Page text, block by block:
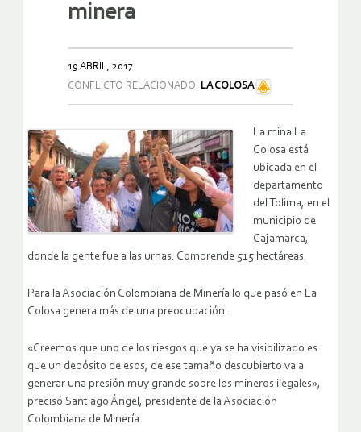
minera
19 ABRIL, 2017
CONFLICTO RELACIONADO: LA COLOSA
La mina La
Colosa está
ubicada en el
departamento
del Tolima, en el
municipio de
Cajamarca,
donde la gente fue a las urnas. Comprende 515 hectáreas.
Para la Asociación Colombiana de Minería lo que pasó en La
Colosa genera más de una preocupación.
«Creemos que uno de los riesgos que ya se ha visibilizado es
que un depósito de esos, de ese tamaño descubierto va a
generar una presión muy grande sobre los mineros ilegales»,
precisó Santiago Ángel, presidente de la Asociación
Colombiana de Minería